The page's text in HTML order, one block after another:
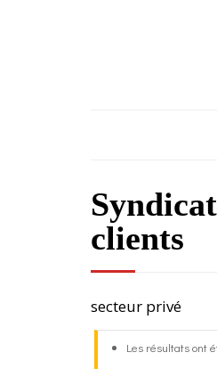
clients
secteur privé
Les résultats ont